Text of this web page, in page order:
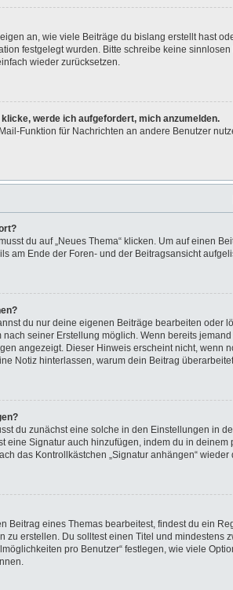
an, wie viele Beiträge du bislang erstellt hast
festgelegt wurden. Bitte schreibe keine
wieder zurücksetzen.
werde ich aufgefordert, mich anzumelden.
Funktion für Nachrichten an andere Benutzer
du auf „Neues Thema“ klicken. Um auf einen
Ende der Foren- und der Beitragsansicht
du nur deine eigenen Beiträge bearbeiten
seiner Erstellung möglich. Wenn bereits
angezeigt. Dieser Hinweis erscheint nicht,
Notiz hinterlassen, warum dein Beitrag
du zunächst eine solche in den Einstellungen in
eine Signatur auch hinzufügen, indem du in
das Kontrollkästchen „Signatur anhängen“ wieder
Beitrag eines Themas bearbeitest, findest du ein
zu erstellen. Du solltest einen Titel und
pro Benutzer“ festlegen, wie viele